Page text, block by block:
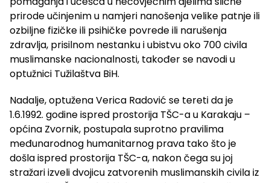
prirode učinjenim u namjeri nanošenja velike patnje ili
ozbiljne fizičke ili psihičke povrede ili narušenja
zdravlja, prisilnom nestanku i ubistvu oko 700 civila
muslimanske nacionalnosti, također se navodi u
optužnici Tužilaštva BiH.
Nadalje, optužena Verica Radović se tereti da je
1.6.1992. godine ispred prostorija TŠC-a u Karakaju –
općina Zvornik, postupala suprotno pravilima
međunarodnog humanitarnog prava tako što je
došla ispred prostorija TŠC-a, nakon čega su joj
stražari izveli dvojicu zatvorenih muslimanskih civila iz